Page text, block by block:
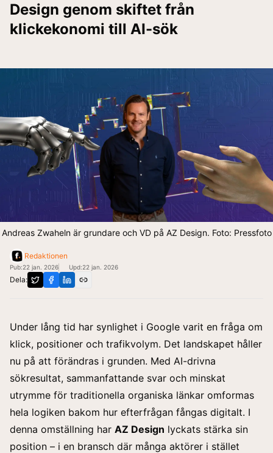
Design genom skiftet från
klickekonomi till AI-sök
Andreas Zwaheln är grundare och VD på AZ Design. Foto: Pressfoto
Redaktionen
Pub:22 jan. 2026 Upd:22 jan. 2026
Dela:
Under lång tid har synlighet i Google varit en fråga om
klick, positioner och trafikvolym. Det landskapet håller
nu på att förändras i grunden. Med AI-drivna
sökresultat, sammanfattande svar och minskat
utrymme för traditionella organiska länkar omformas
hela logiken bakom hur efterfrågan fångas digitalt. I
denna omställning har AZ Design lyckats stärka sin
position – i en bransch där många aktörer i stället